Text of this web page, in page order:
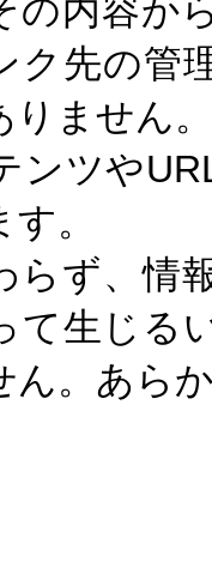
の内容か
ク先の管
りません。
ンツや
。
らず、情
て生じる
ん。あら